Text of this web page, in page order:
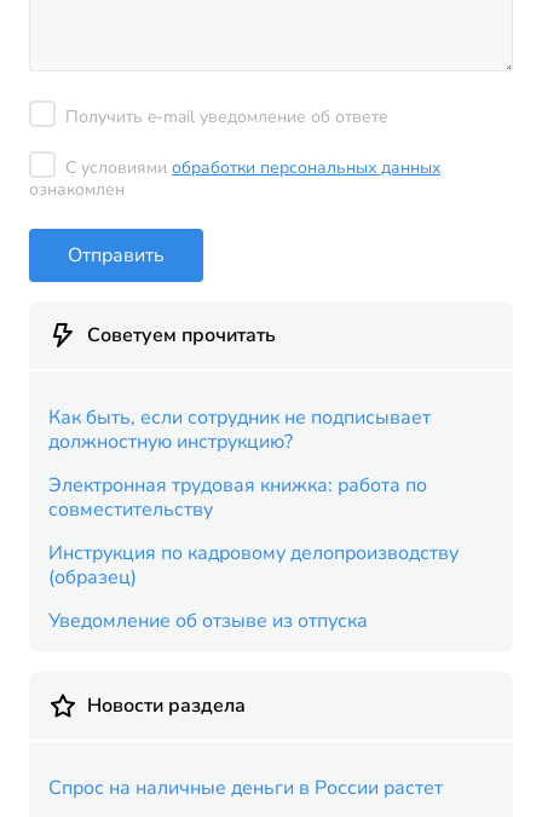
Получить e-mail уведомление об ответе
С условиями обработки персональных данных
ознакомлен
Отправить
Советуем прочитать
Как быть, если сотрудник не подписывает
должностную инструкцию?
Электронная трудовая книжка: работа по
совместительству
Инструкция по кадровому делопроизводству
(образец)
Уведомление об отзыве из отпуска
Новости раздела
Спрос на наличные деньги в России растет